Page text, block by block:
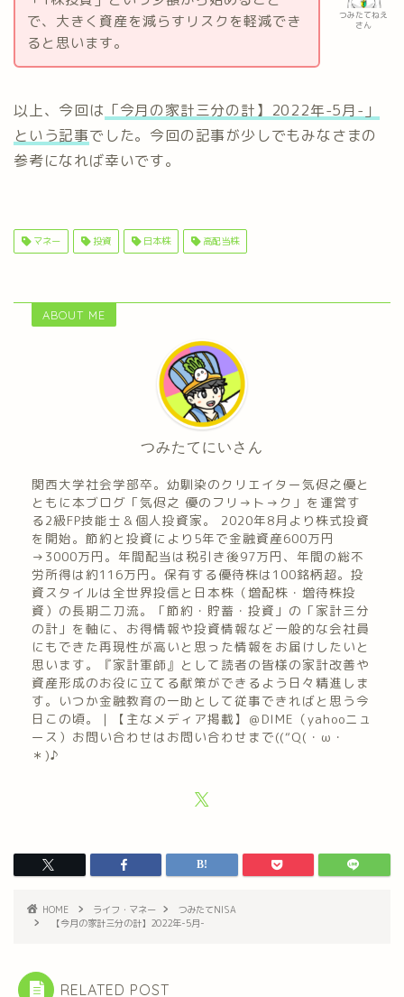
つみたてねえ
さん
で、大きく資産を減らすリスクを軽減でき
ると思います。
以上、今回は 「今月の家計三分の計】2022年-5月-」
という記事でした。今回の記事が少しでもみなさまの
参考になれば幸いです。
マネー 投資 日本株 高配当株
ABOUT ME
つみたてにいさん
関西大学社会学部卒。幼馴染のクリエイター気侭之優と
ともに本ブログ「気侭之 優のフリ→ト→ク」を運営す
る2級FP技能士＆個人投資家。 2020年8月より株式投資
を開始。節約と投資により5年で金融資産600万円
→3000万円。年間配当は税引き後97万円、年間の総不
労所得は約116万円。保有する優待株は100銘柄超。投
資スタイルは全世界投信と日本株（増配株・増待株投
資）の長期二刀流。「節約・貯蓄・投資」の「家計三分
の計」を軸に、お得情報や投資情報など一般的な会社員
にもできた再現性が高いと思った情報をお届けしたいと
思います。『家計軍師』として読者の皆様の家計改善や
資産形成のお役に立てる献策ができるよう日々精進しま
す。いつか金融教育の一助として従事できればと思う今
日この頃。｜【主なメディア掲載】＠DIME（yahooニュ
ース）お問い合わせはお問い合わせまで((“Q(・ω・
＊)♪
HOME ライフ・マネー
つみたてNISA
【今月の家計三分の計】2022年-5月-
RELATED POST